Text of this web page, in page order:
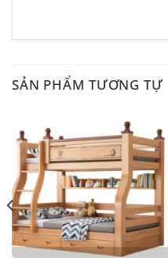
SẢN PHẨM TƯƠNG TỰ